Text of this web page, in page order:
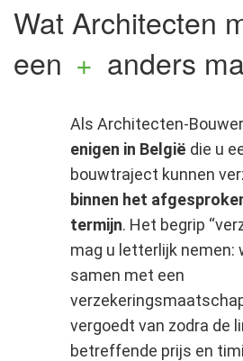
Wat Architecten
een + anders
Als Architecten-
enigen in België die u
bouwtraject kunnen
binnen het
termijn. Het begrip
mag u letterlijk nemen:
samen met een
vergoedt van zodra de
betreffende prijs en